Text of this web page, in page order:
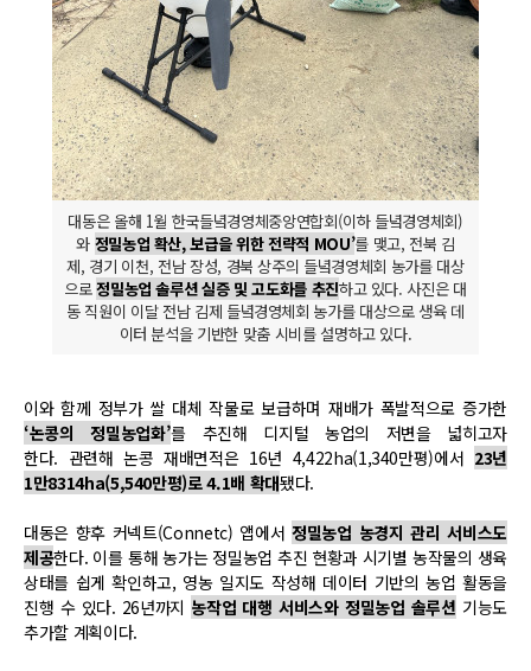
대동은 올해 1월 한국들녘경영체중앙연합회(이하 들녘경영체회)
와 정밀농업 확산, 보급을 위한 전략적 MOU’를 맺고, 전북 김
제, 경기 이천, 전남 장성, 경북 상주의 들녘경영체회 농가를 대상
으로정밀농업 솔루션 실증 및 고도화를 추진하고 있다. 사진은 대
동 직원이 이달 전남 김제 들녘경영체회 농가를 대상으로 생육 데
이터 분석을 기반한 맞춤 시비를 설명하고 있다.
이와 함께 정부가 쌀 대체 작물로 보급하며 재배가 폭발적으로 증가한
‘논콩의 정밀농업화’를 추진해 디지털 농업의 저변을 넓히고자
한다. 관련해 논콩 재배면적은 16년 4,422ha(1,340만평)에서 23년
1만8314ha(5,540만평)로 4.1배 확대됐다.
대동은 향후 커넥트(Connetc) 앱에서정밀농업 농경지 관리 서비스도
제공한다. 이를 통해 농가는 정밀농업 추진 현황과 시기별 농작물의 생육
상태를 쉽게 확인하고, 영농 일지도 작성해 데이터 기반의 농업 활동을
진행 수 있다. 26년까지 농작업 대행 서비스와 정밀농업 솔루션 기능도
추가할 계획이다.